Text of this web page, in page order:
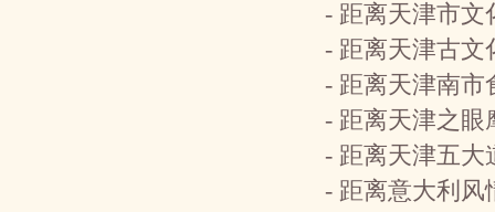
- 距离天津市文
- 距离天津古文
- 距离天津南市
- 距离天津之眼
- 距离天津五大
- 距离意大利风